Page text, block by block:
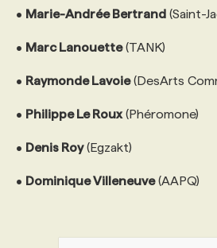
• Marie-Andrée Bertrand (Saint-
• Marc Lanouette(TANK)
• Raymonde Lavoie(DesArts
• Philippe Le Roux (Phéromone)
• Denis Roy(Egzakt)
• Dominique Villeneuve(AAPQ)